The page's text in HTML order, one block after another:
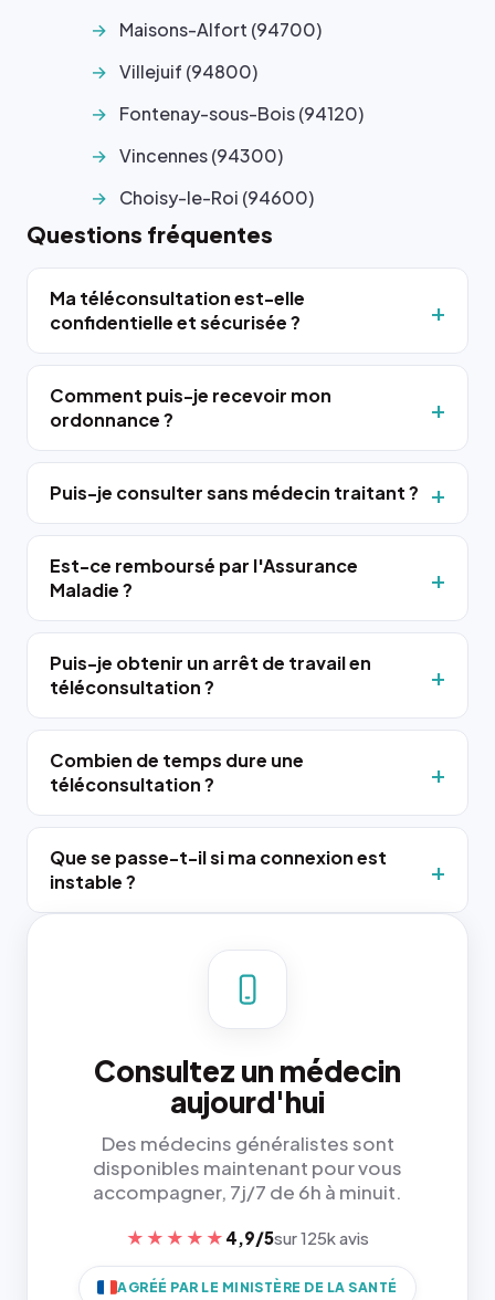
Maisons-Alfort (94700)
Villejuif (94800)
Fontenay-sous-Bois (94120)
Vincennes (94300)
Choisy-le-Roi (94600)
Questions fréquentes
Ma téléconsultation est-elle
confidentielle et sécurisée ?
Comment puis-je recevoir mon
ordonnance ?
Puis-je consulter sans médecin traitant ?
Est-ce remboursé par l'Assurance
Maladie ?
Puis-je obtenir un arrêt de travail en
téléconsultation ?
Combien de temps dure une
téléconsultation ?
Que se passe-t-il si ma connexion est
instable ?
Consultez un médecin
aujourd'hui
Des médecins généralistes sont
disponibles maintenant pour vous
accompagner, 7j/7 de 6h à minuit.
★★★★★ 4,9/5sur 125k avis
AGRÉÉ PAR LE MINISTÈRE DE LA SANTÉ